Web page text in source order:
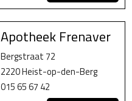
Apotheek Frenaver
Bergstraat 72
2220 Heist-op-den-Berg
015 65 67 42